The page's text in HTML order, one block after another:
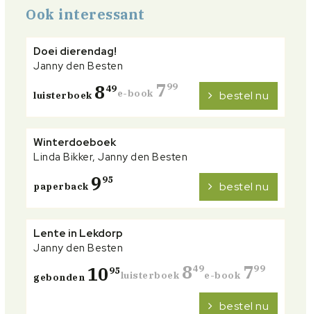
Ook interessant
Doei dierendag!
Janny den Besten
luisterboek 849e-book 799
bestel nu
Winterdoeboek
Linda Bikker, Janny den Besten
paperback 995 bestel nu
Lente in Lekdorp
Janny den Besten
gebonden 1095luisterboek 849
e-book 799
bestel nu